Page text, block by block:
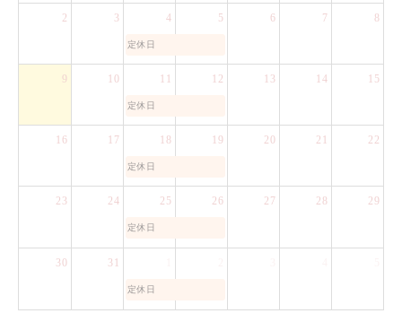
2 3 4
定休日
5 6 7 8
9 10 11
定休日
12 13 14 15
16 17 18
定休日
19 20 21 22
23 24 25
定休日
26 27 28 29
30 31
定休日